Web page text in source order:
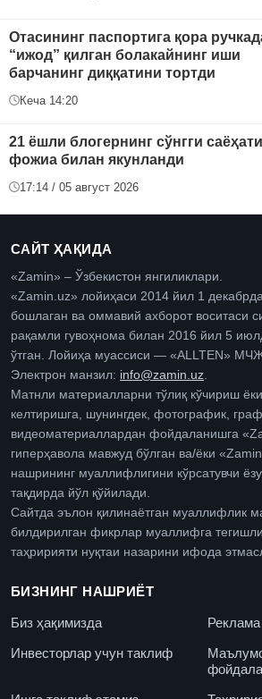
Отасининг паспортига қора
“ижод” қилган болакайнинг иши
барчанинг диққатини тортди
Кеча 14:20
21 ёшли блогернинг сўнгги саёҳати
фожиа билан якунланди
17:14 / 05 август 2026
САЙТ ҲАҚИДА
«Zamin» – Ўзбекистон янгиликлари.
«Zamin.uz» лойиҳаси 2014 йил 1
бошлаган ва оммавий ахборот воситаси
рақамли гувоҳнома билан 2016 йил 5
ўтган. Лойиҳа муассиси — «ALLTEN»
Электрон манзил: info@zamin.uz
Матнли материалларни тўлиқ кўчириш
келтиришга, шунингдек, фотографик,
видеоматериаллардан фойдаланишга
гиперҳавола мавжуд бўлган ва/ёки
нашрининг муаллифлигини кўрсатувчи
тақдирда йўл қўйилади.
Сайтда эълон қилинаётган муаллифлик
билдирилган фикрлар муаллифга
таҳририяти нуқтаи назарини ифода
БИЗНИНГ НАШРИЁТ
Биз ҳақимизда
Инвесторлар учун таклиф